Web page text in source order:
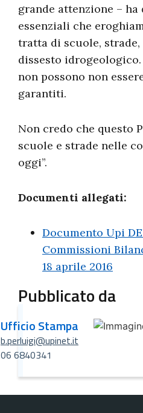
grande attenzione –
essenziali che
tratta di scuole,
dissesto
non possono non
garantiti.
Non credo che questo
scuole e strade nelle
oggi”.
Documenti allegati:
Documento Upi
Commissioni
18 aprile 2016
Pubblicato da
Ufficio Stampa
b.perluigi@upinet.it
06 6840341